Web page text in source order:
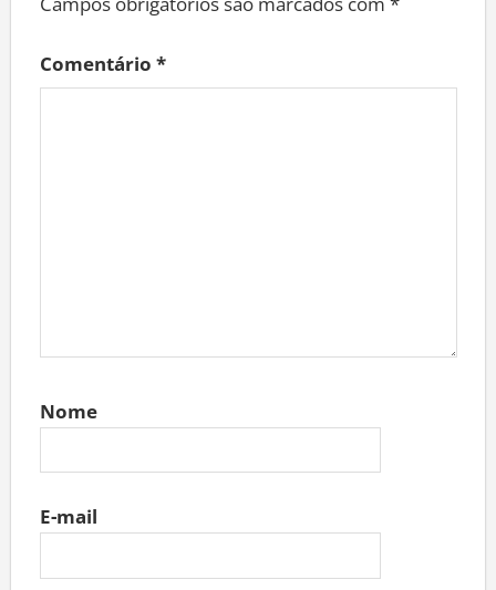
Campos obrigatórios são marcados com *
Comentário *
Nome
E-mail